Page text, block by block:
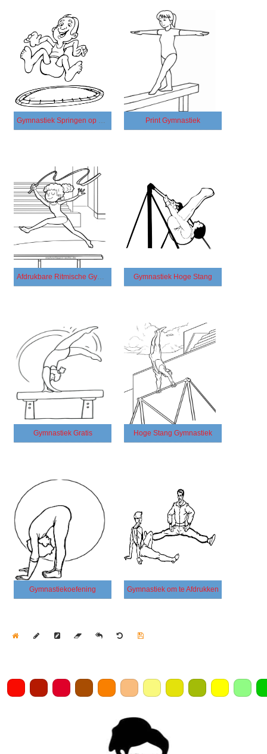
Gymnastiek Springen op Trampoline Print Gymnastiek
Afdrukbare Ritmische Gymnastiek Gymnastiek Hoge Stang
Gymnastiek Gratis Hoge Stang Gymnastiek
Gymnastiekoefening Gymnastiek om te Afdrukken